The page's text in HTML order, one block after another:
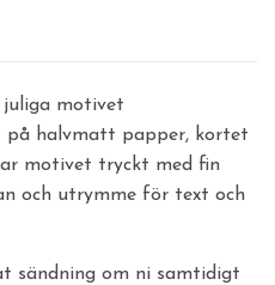
motivet
på halvmatt papper, kortet
motivet tryckt med fin
och utrymme för text och
sändning om ni samtidigt